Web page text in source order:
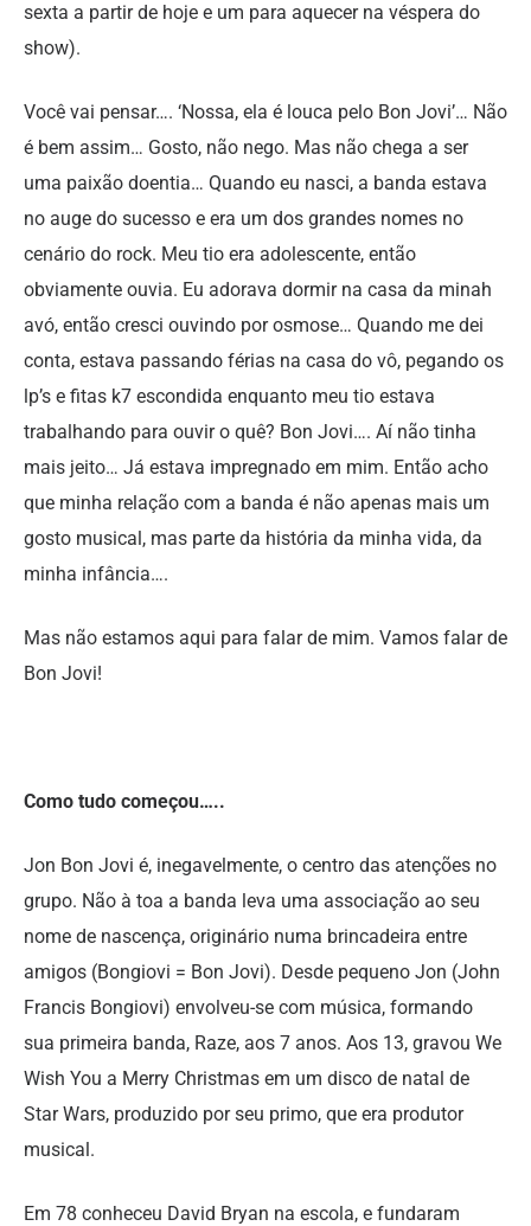
sexta a partir de hoje e um para aquecer na véspera do
show).
Você vai pensar…. ‘Nossa, ela é louca pelo Bon Jovi’… Não
é bem assim… Gosto, não nego. Mas não chega a ser
uma paixão doentia… Quando eu nasci, a banda estava
no auge do sucesso e era um dos grandes nomes no
cenário do rock. Meu tio era adolescente, então
obviamente ouvia. Eu adorava dormir na casa da minah
avó, então cresci ouvindo por osmose… Quando me dei
conta, estava passando férias na casa do vô, pegando os
lp’s e fitas k7 escondida enquanto meu tio estava
trabalhando para ouvir o quê? Bon Jovi…. Aí não tinha
mais jeito… Já estava impregnado em mim. Então acho
que minha relação com a banda é não apenas mais um
gosto musical, mas parte da história da minha vida, da
minha infância….
Mas não estamos aqui para falar de mim. Vamos falar de
Bon Jovi!
Como tudo começou…..
Jon Bon Jovi é, inegavelmente, o centro das atenções no
grupo. Não à toa a banda leva uma associação ao seu
nome de nascença, originário numa brincadeira entre
amigos (Bongiovi = Bon Jovi). Desde pequeno Jon (John
Francis Bongiovi) envolveu-se com música, formando
sua primeira banda, Raze, aos 7 anos. Aos 13, gravou We
Wish You a Merry Christmas em um disco de natal de
Star Wars, produzido por seu primo, que era produtor
musical.
Em 78 conheceu David Bryan na escola, e fundaram